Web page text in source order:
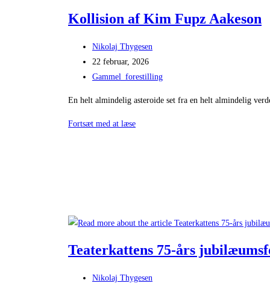
Kollision af Kim Fupz Aakeson
Post
author:
Nikolaj Thygesen
Post
published:
22 februar, 2026
Post
Gammel_forestilling
En helt almindelig asteroide set fra en helt almindelig
Fortsæt med at læseKollision
Teaterkattens 75-års
Post
Nikolaj Thygesen